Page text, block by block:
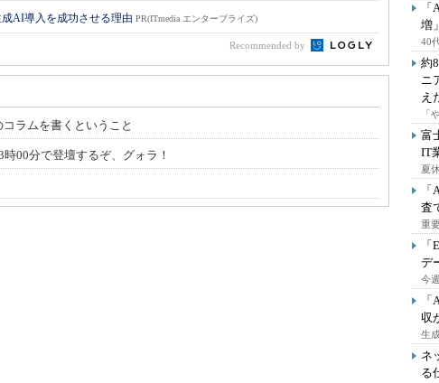
AI導入を成功させる理由 PR(ITmedia エンタープライズ)
Recommended by
ラムを書くということ
00分で登壇するぞ、グォラ！
増
40
約
ニ
え
「
富
IT
夏
査
重
デ
今
収
生
ネ
る